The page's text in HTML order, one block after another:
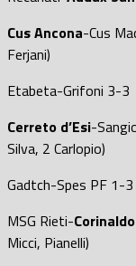
Cus Ancona-Cus
Ferjani)
Etabeta-Grifoni 3-3
Cerreto d’Esi-
Silva, 2 Carlopio)
Gadtch-Spes PF 1-3
MSG Rieti-Corinaldo
Micci, Pianelli)